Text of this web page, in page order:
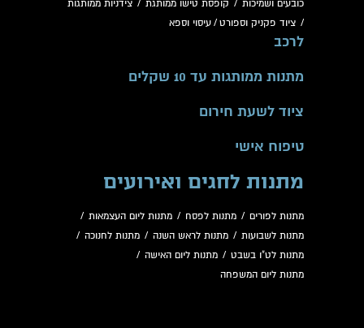
כובעים ושמיכות / קופסת טישו ממותגת / צידניות ממותגות
/ ציוד פקניק וספורט / עיסוי וספא
לרכב
מתנות ממותגות עד 10 שקלים
ציוד לשעת חירום
טיפוח אישי
מתנות לחגים ואירועים
מתנות לפורים / מתנות לפסח / מתנות ליום העצמאות /
מתנות לשבועות / מתנות לראש השנה / מתנות לחנוכה /
מתנות לט"ו בשבט / מתנות ליום האישה /
מתנות ליום המשפחה